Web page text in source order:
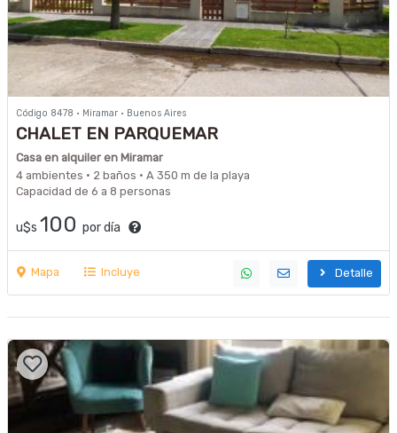
Código 8478 · Miramar · Buenos Aires
CHALET EN PARQUEMAR
Casa en alquiler en Miramar
4 ambientes · 2 baños · A 350 m de la playa
Capacidad de 6 a 8 personas
u$s 100 por día
Mapa Incluye Detalle